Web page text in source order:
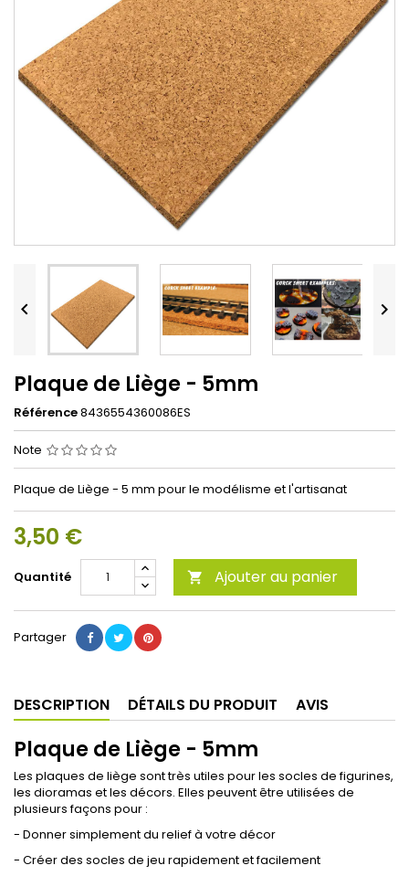
 
Plaque de Liège - 5mm
Référence8436554360086ES
Note
Plaque de Liège - 5 mm pour le modélisme et l'artisanat
3,50 €
Quantité  Ajouter au panier
Partager
DESCRIPTION DÉTAILS DU PRODUIT AVIS
Plaque de Liège - 5mm
Les plaques de liège sont très utiles pour les socles de figurines,
les dioramas et les décors. Elles peuvent être utilisées de
plusieurs façons pour :
- Donner simplement du relief à votre décor
- Créer des socles de jeu rapidement et facilement